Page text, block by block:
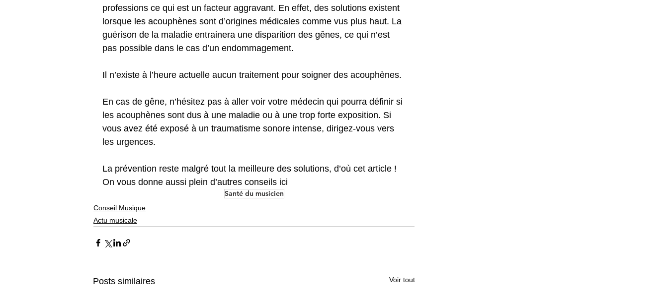
professions ce qui est un facteur aggravant. En effet, des solutions existent
lorsque les acouphènes sont d’origines médicales comme vus plus haut. La
guérison de la maladie entrainera une disparition des gênes, ce qui n’est
pas possible dans le cas d’un endommagement.
Il n’existe à l’heure actuelle aucun traitement pour soigner des acouphènes.
En cas de gêne, n’hésitez pas à aller voir votre médecin qui pourra définir si
les acouphènes sont dus à une maladie ou à une trop forte exposition. Si
vous avez été exposé à un traumatisme sonore intense, dirigez-vous vers
les urgences.
La prévention reste malgré tout la meilleure des solutions, d’où cet article !
On vous donne aussi plein d’autres conseils ici
Santé du musicien
Conseil Musique
Actu musicale
Posts similaires Voir tout